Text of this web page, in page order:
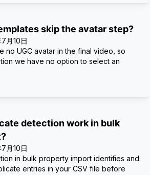
skip the avatar step?
月10日
no UGC avatar in the final video, so
we have no option to select an
detection work in bulk
月10日
in bulk property import identifies and
entries in your CSV file before